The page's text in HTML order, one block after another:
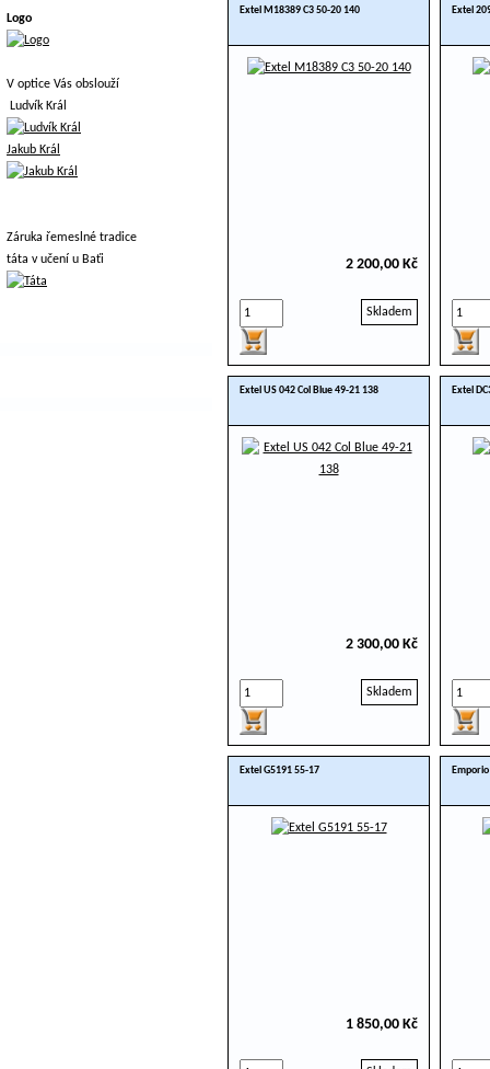
Extel M18389 C3 50-20 140
2 200,00 Kč
Skladem
Extel
Extel US 042 Col Blue 49-21 138
2 300,00 Kč
Skladem
Extel
Extel G5191 55-17
1 850,00 Kč
Emporio
Logo
V optice Vás obslouží
Ludvík Král
Jakub Král
Záruka řemeslné tradice
táta v učení u Baťi